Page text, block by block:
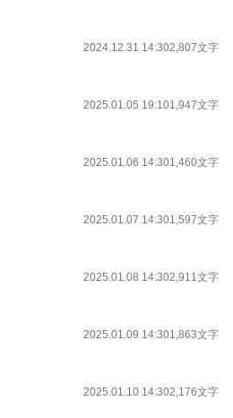
2024.12.31 14:302,807文字
2025.01.05 19:101,947文字
2025.01.06 14:301,460文字
2025.01.07 14:301,597文字
2025.01.08 14:302,911文字
2025.01.09 14:301,863文字
2025.01.10 14:302,176文字